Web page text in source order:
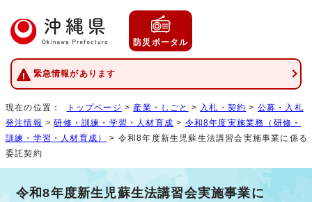
防災ポータル
緊急情報があります
現在の位置： トップページ > 産業・しごと > 入札・契約 > 公募・入札
発注情報 >研修・訓練・学習・人材育成 > 令和8年度実施業務（研修・
訓練・学習・人材育成）
> 令和8年度新生児蘇生法講習会実施事業に係る
委託契約
令和8年度新生児蘇生法講習会実施事業に